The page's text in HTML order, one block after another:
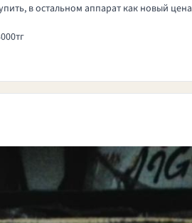
в остальном аппарат как новый